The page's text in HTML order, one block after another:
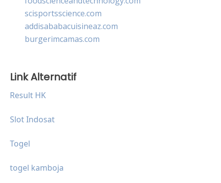
scisportsscience.com
addisababacuisineaz.com
burgerimcamas.com
Link Alternatif
Result HK
Slot Indosat
Togel
togel kamboja